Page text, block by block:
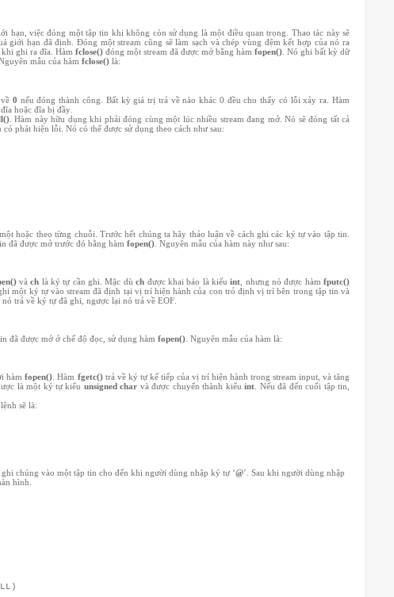
hạn, việc đóng một tập tin khi không còn sử dụng là một điều quan trọng. Thao tác này sẽ
giới hạn đã định. Đóng một stream cũng sẽ làm sạch và chép vùng đệm kết hợp của nó ra
ghi ra đĩa. Hàm fclose() đóng một stream đã được mở bằng hàm fopen() . Nó ghi bất kỳ dữ
mẫu của hàm fclose() là:
0 nếu đóng thành công. Bất kỳ giá trị trả về nào khác 0 đều cho thấy có lỗi xảy ra. Hàm
hoặc đĩa bị đầy.
. Hàm này hữu dụng khi phải đóng cùng một lúc nhiều stream đang mở. Nó sẽ đóng tất cả
có phát hiện lỗi. Nó có thể được sử dụng theo cách như sau:
hoặc theo từng chuỗi. Trước hết chúng ta hãy thảo luận về cách ghi các ký tự vào tập tin.
đã được mở trước đó bằng hàm fopen() . Nguyên mẫu của hàm này như sau:
vàch là ký tự cần ghi. Mặc dùch được khai báo là kiểuint , nhưng nó được hàmfputc()
một ký tự vào stream đã định tại vị trí hiện hành của con trỏ định vị trí bên trong tập tin và
nó trả về ký tự đã ghi, ngược lại nó trả về EOF.
đã được mở ở chế độ đọc, sử dụng hàm fopen() . Nguyên mẫu của hàm là:
hàmfopen() . Hàm fgetc()trả về ký tự kế tiếp của vị trí hiện hành trong stream input, và tăng
là một ký tự kiểu unsigned char và được chuyển thành kiểuint . Nếu đã đến cuối tập tin,
sẽ là:
chúng vào một tập tin cho đến khi người dùng nhập ký tự ‘@’. Sau khi người dùng nhập
hình.